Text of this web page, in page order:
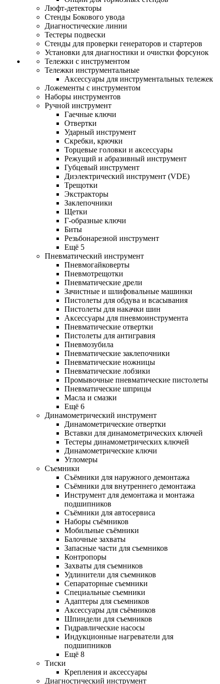
Люфт-детекторы
Стенды Бокового увода
Диагностические линии
Тестеры подвески
Стенды для проверки генераторов и стартеров
Установки для диагностики и очистки форсунок
Тележки с инструментом
Тележки инструментальные
Аксессуары для инструментальных тележек
Ложементы с инструментом
Наборы инструментов
Ручной инструмент
Гаечные ключи
Отвертки
Ударный инструмент
Скребки, крючки
Торцевые головки и аксессуары
Режущий и абразивный инструмент
Губцевый инструмент
Диэлектрический инструмент (VDE)
Трещотки
Экстракторы
Заклепочники
Щетки
Г-образные ключи
Биты
Резьбонарезной инструмент
Ещё 5
Пневматический инструмент
Пневмогайковерты
Пневмотрещотки
Пневматические дрели
Зачистные и шлифовальные машинки
Пистолеты для обдува и всасывания
Пистолеты для накачки шин
Аксессуары для пневмоинструмента
Пневматические отвертки
Пистолеты для антигравия
Пневмозубила
Пневматические заклепочники
Пневматические ножницы
Пневматические лобзики
Промывочные пневматические пистолеты
Пневматические шприцы
Масла и смазки
Ещё 6
Динамометрический инструмент
Динамометрические отвертки
Вставки для динамометрических ключей
Тестеры динамометрических ключей
Динамометрические ключи
Угломеры
Съемники
Съёмники для наружного демонтажа
Съёмники для внутреннего демонтажа
Инструмент для демонтажа и монтажа
подшипников
Съёмники для автосервиса
Наборы съёмников
Мобильные съёмники
Балочные захваты
Запасные части для съемников
Контропоры
Захваты для съемников
Удлинители для съемников
Сепараторные съемники
Специальные съемники
Адаптеры для съемников
Аксессуары для съёмников
Шпиндели для съемников
Гидравлические насосы
Индукционные нагреватели для
подшипников
Ещё 8
Тиски
Крепления и аксессуары
Диагностический инструмент